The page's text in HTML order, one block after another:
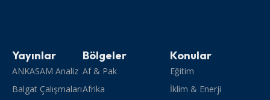
Yayınlar
ANKASAM Analiz
Balgat Çalışmaları
Bölgeler
Af & Pak
Afrika
Konular
Eğitim
İklim & Enerji